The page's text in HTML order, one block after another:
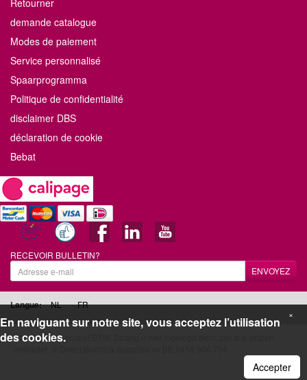
Retourner
demande catalogue
Modes de paiement
Service personnalisé
Spaarprogramma
Politique de confidentialité
disclaimer DBS
déclaration de cookie
Bebat
RECEVOIR BULLETIN?
ENVOYEZ
Langue: NL FR
Alle prijzen exclusief BTW. Zolang u niet ingelogd bent, zijn alle prijzen
En naviguant sur notre site, vous acceptez l’utilisation
des cookies.
Accepter
×